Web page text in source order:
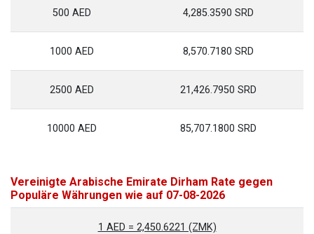
500 AED 4,285.3590 SRD
1000 AED 8,570.7180 SRD
2500 AED 21,426.7950 SRD
10000 AED 85,707.1800 SRD
Vereinigte Arabische Emirate Dirham Rate gegen
Populäre Währungen wie auf 07-08-2026
1 AED = 2,450.6221 (ZMK)